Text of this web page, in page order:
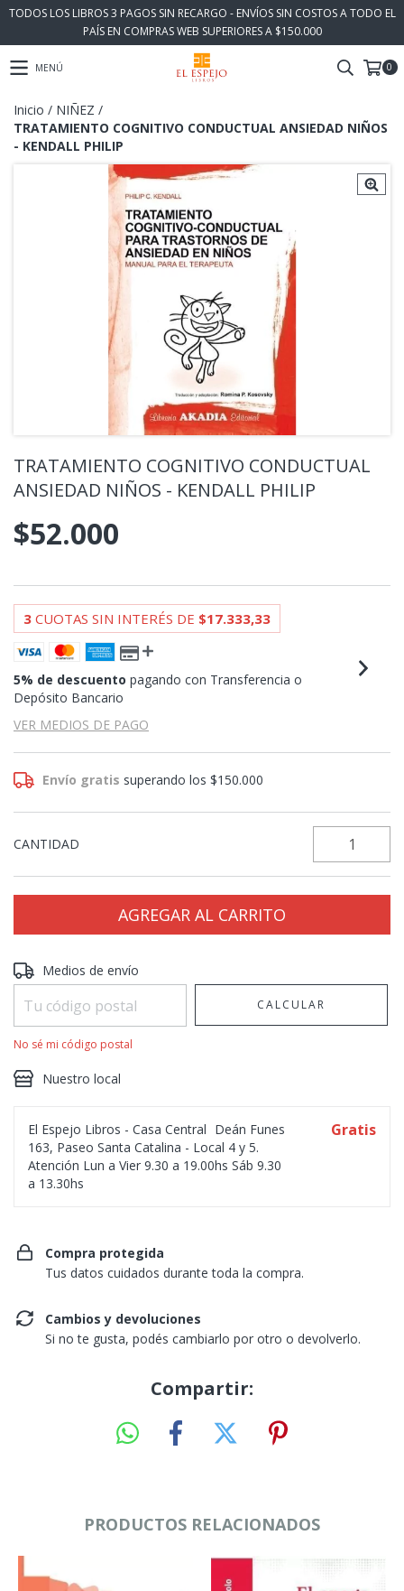
TODOS LOS LIBROS 3 PAGOS SIN RECARGO - ENVÍOS SIN COSTOS A TODO EL
PAÍS EN COMPRAS WEB SUPERIORES A $150.000
MENÚ 0
Inicio / NIÑEZ /
TRATAMIENTO COGNITIVO CONDUCTUAL ANSIEDAD NIÑOS
- KENDALL PHILIP
TRATAMIENTO COGNITIVO CONDUCTUAL
ANSIEDAD NIÑOS - KENDALL PHILIP
$52.000
3 CUOTAS SIN INTERÉS DE $17.333,33
5% de descuento pagando con Transferencia o
Depósito Bancario
VER MEDIOS DE PAGO
Envío gratis superando los$150.000
CANTIDAD
Entregas para el CP:
Medios de envío
CALCULAR
No sé mi código postal
Nuestro local
El Espejo Libros - Casa Central Deán Funes
163, Paseo Santa Catalina - Local 4 y 5.
Atención Lun a Vier 9.30 a 19.00hs Sáb 9.30
a 13.30hs
Gratis
Compra protegida
Tus datos cuidados durante toda la compra.
Cambios y devoluciones
Si no te gusta, podés cambiarlo por otro o devolverlo.
Compartir:
PRODUCTOS RELACIONADOS